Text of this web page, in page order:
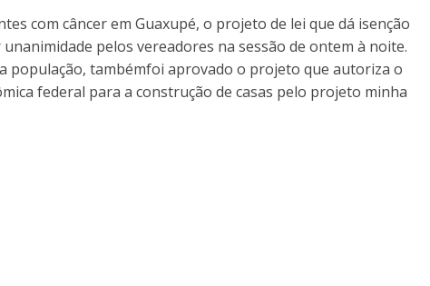
com câncer em Guaxupé, o projeto de lei que dá isenção
pelos vereadores na sessão de ontem à noite.
tambémfoi aprovado o projeto que autoriza o
federal para a construção de casas pelo projeto minha